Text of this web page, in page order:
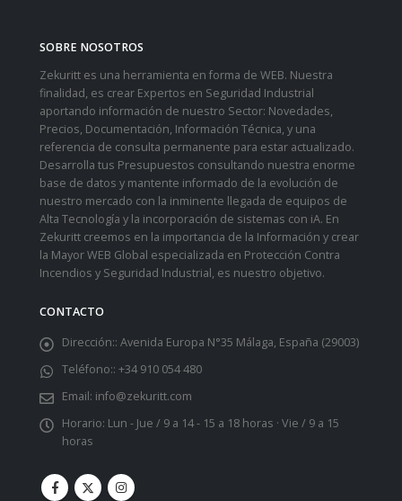
SOBRE NOSOTROS
Zekuritt es una herramienta en forma de WEB. Nuestra
finalidad, es crear Expertos en Seguridad Industrial
aportando información de nuestro Sector: Novedades,
Precios, Documentación, Información Técnica, y una
referencia de consulta permanente para estar actualizado.
Desarrolla tus Presupuestos consultando nuestra enorme
base de datos y mantente informado de la evolución de
nuestro mercado con la inminente llegada de equipos de
Alta Tecnología y la incorporación de sistemas con iA. En
Zekuritt creemos en la importancia de la Información y crear
la Mayor WEB Global especializada en Protección Contra
Incendios y Seguridad Industrial, es nuestro objetivo.
CONTACTO
Dirección:: Avenida Europa N°35 Málaga, España (29003)
Teléfono:: +34 910 054 480
Email: info@zekuritt.com
Horario: Lun - Jue / 9 a 14 - 15 a 18 horas · Vie / 9 a 15
horas